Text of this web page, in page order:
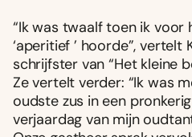
“Ik was twaalf toen ik
‘aperitief ’ hoorde”, vertelt
schrijfster van “Het kleine
Ze vertelt verder: “Ik was
oudste zus in een
verjaardag van mijn